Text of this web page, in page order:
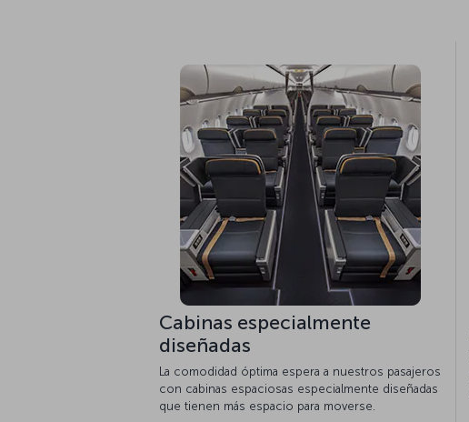
Cabinas especialmente
diseñadas
La comodidad óptima espera a nuestros pasajeros
con cabinas espaciosas especialmente diseñadas
que tienen más espacio para moverse.